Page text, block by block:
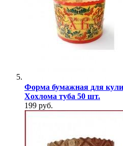
Форма бумажная для
Хохлома туба 50 шт.
199 руб.